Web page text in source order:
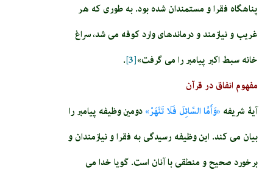
پناهگاه فقرا و مستمندان شده بود. به طورى كه هر
غريب و نيازمند و درمانده‏اى وارد كوفه مى‏ شد، سراغ
خانه سبط اكبر پيامبر را مى ‏گرفت»[3]
.
مفهوم انفاق در قرآن
آيۀ شريفه‏ «وَأَمَّا السَّائِلَ فَلَا تَنْهَرْ» دومين وظيفه پيامبر را
بيان مى‏ كند. اين وظيفه رسيدگى به فقرا و نيازمندان و
برخورد صحيح و منطقى با آنان است. گويا خدا مى